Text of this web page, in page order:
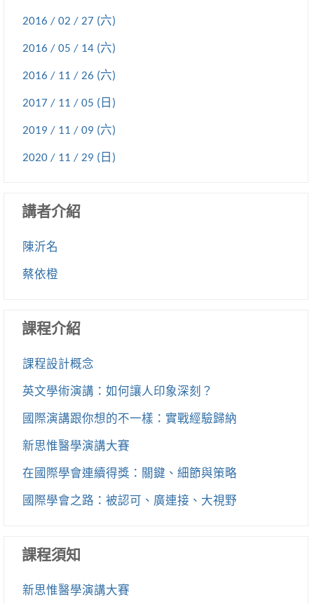
2016 / 02 / 27 (六)
2016 / 05 / 14 (六)
2016 / 11 / 26 (六)
2017 / 11 / 05 (日)
2019 / 11 / 09 (六)
2020 / 11 / 29 (日)
講者介紹
陳沂名
蔡依橙
課程介紹
課程設計概念
英文學術演講：如何讓人印象深刻？
國際演講跟你想的不一樣：實戰經驗歸納
新思惟醫學演講大賽
在國際學會連續得獎：關鍵、細節與策略
國際學會之路：被認可、廣連接、大視野
課程須知
新思惟醫學演講大賽